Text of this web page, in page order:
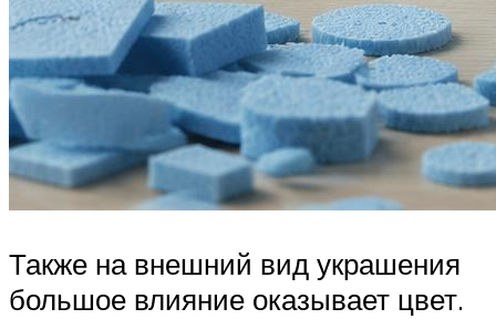
Также на внешний вид украшения
большое влияние оказывает цвет.